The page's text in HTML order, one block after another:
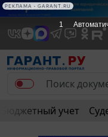
Бюджетный учет
1
РЕКЛАМА • GARANT.RU